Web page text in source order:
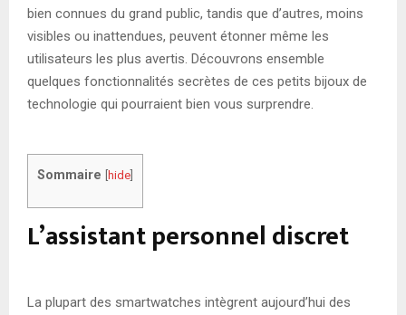
bien connues du grand public, tandis que d’autres, moins
visibles ou inattendues, peuvent étonner même les
utilisateurs les plus avertis. Découvrons ensemble
quelques fonctionnalités secrètes de ces petits bijoux de
technologie qui pourraient bien vous surprendre.
Sommaire [hide]
L’assistant personnel discret
La plupart des smartwatches intègrent aujourd’hui des